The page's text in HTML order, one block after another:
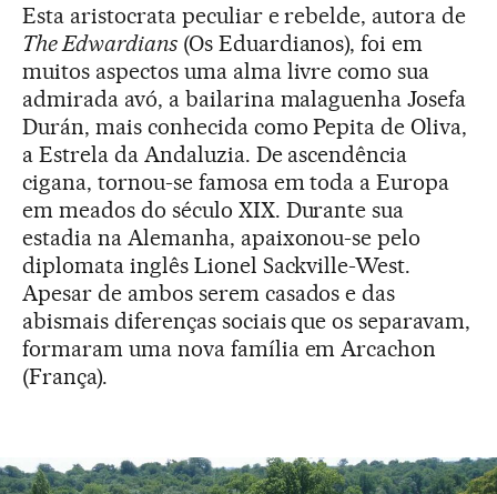
Esta aristocrata peculiar e rebelde, autora de
The Edwardians(Os Eduardianos), foi em
muitos aspectos uma alma livre como sua
admirada avó, a bailarina malaguenha Josefa
Durán, mais conhecida como Pepita de Oliva,
a Estrela da Andaluzia. De ascendência
cigana, tornou-se famosa em toda a Europa
em meados do século XIX. Durante sua
estadia na Alemanha, apaixonou-se pelo
diplomata inglês Lionel Sackville-West.
Apesar de ambos serem casados e das
abismais diferenças sociais que os separavam,
formaram uma nova família em Arcachon
(França).